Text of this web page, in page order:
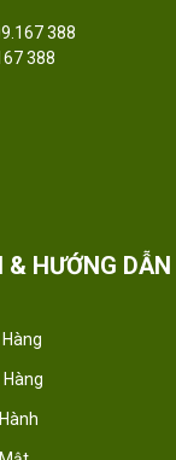
388
388
HƯỚNG DẪN